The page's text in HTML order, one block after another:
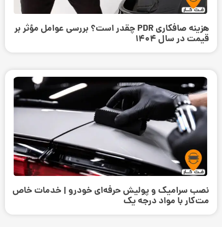
هزینه صافکاری PDR چقدر است؟ بررسی عوامل مؤثر بر
قیمت در سال 1404
نصب سرامیک و پولیش حرفه‌ای خودرو | خدمات خاص
مت‌کار با مواد درجه یک